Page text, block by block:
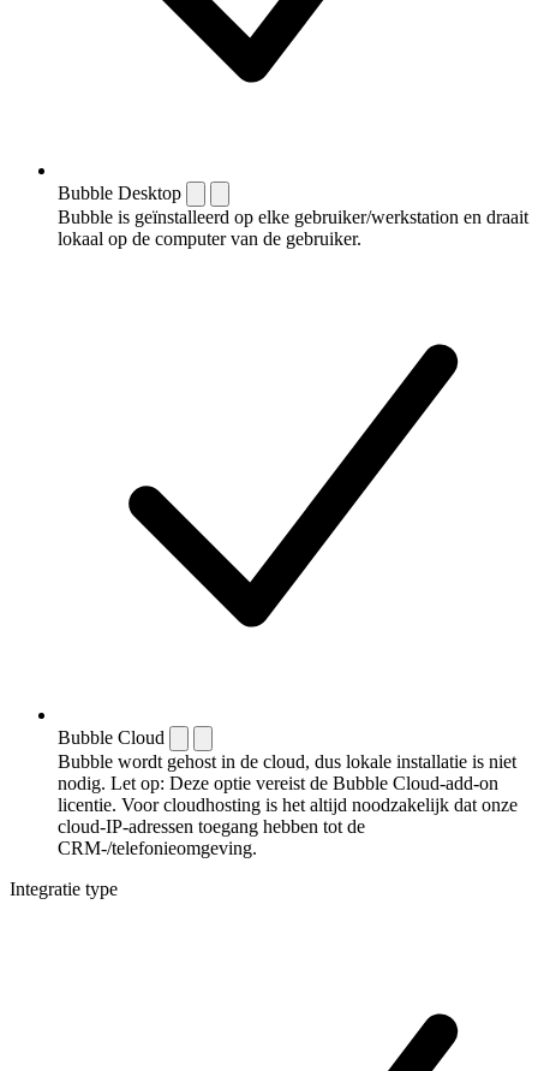
Bubble Desktop
Bubble is geïnstalleerd op elke gebruiker/werkstation en draait
lokaal op de computer van de gebruiker.
Bubble Cloud
Bubble wordt gehost in de cloud, dus lokale installatie is niet
nodig. Let op: Deze optie vereist de Bubble Cloud-add-on
licentie. Voor cloudhosting is het altijd noodzakelijk dat onze
cloud-IP-adressen toegang hebben tot de
CRM-/telefonieomgeving.
Integratie type